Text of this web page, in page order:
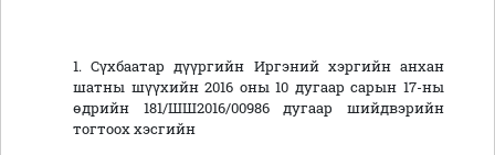
1. Сүхбаатар дүүргийн Иргэний хэргийн анхан
шатны шүүхийн 2016 оны 10 дугаар сарын 17-ны
өдрийн 181/ШШ2016/00986 дугаар шийдвэрийн
тогтоох хэсгийн